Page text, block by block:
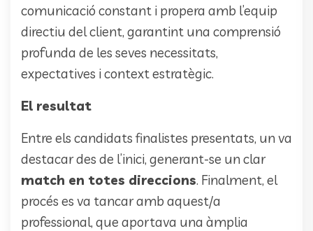
comunicació constant i propera amb l’equip
directiu del client, garantint una comprensió
profunda de les seves necessitats,
expectatives i context estratègic.
El resultat
Entre els candidats finalistes presentats, un va
destacar des de l’inici, generant-se un clar
match en totes direccions. Finalment, el
procés es va tancar amb aquest/a
professional, que aportava una àmplia